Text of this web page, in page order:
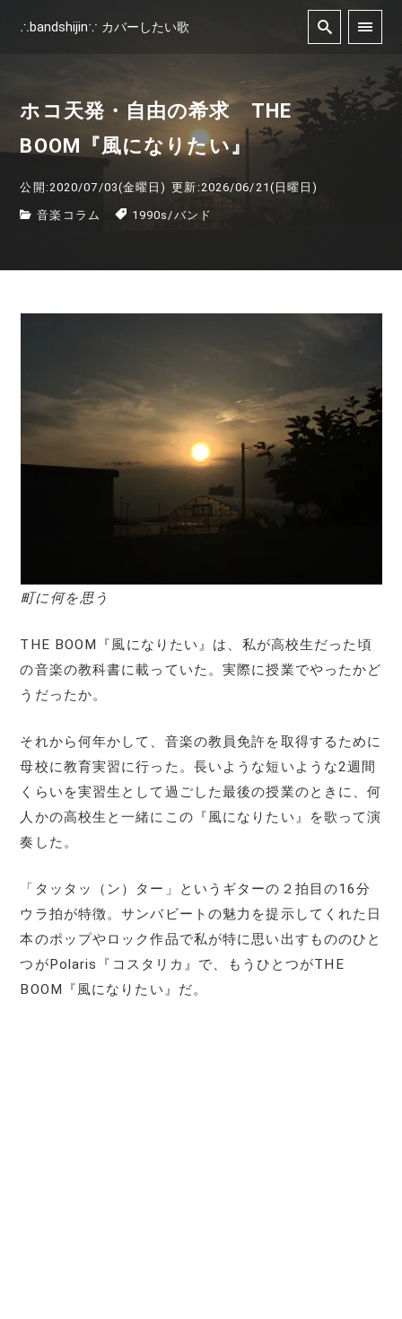
∴bandshijin∵ カバーしたい歌
ホコ天発・自由の希求 THE
BOOM『風になりたい』
公開:2020/07/03(金曜日) 更新:2026/06/21(日曜日)
音楽コラム 1990s /バンド
町に何を思う
THE BOOM『風になりたい』は、私が高校生だった頃
の音楽の教科書に載っていた。実際に授業でやったかど
うだったか。
それから何年かして、音楽の教員免許を取得するために
母校に教育実習に行った。長いような短いような2週間
くらいを実習生として過ごした最後の授業のときに、何
人かの高校生と一緒にこの『風になりたい』を歌って演
奏した。
「タッタッ（ン）ター」というギターの２拍目の16分
ウラ拍が特徴。サンバビートの魅力を提示してくれた日
本のポップやロック作品で私が特に思い出すもののひと
つがPolaris『コスタリカ』で、もうひとつがTHE
BOOM『風になりたい』だ。